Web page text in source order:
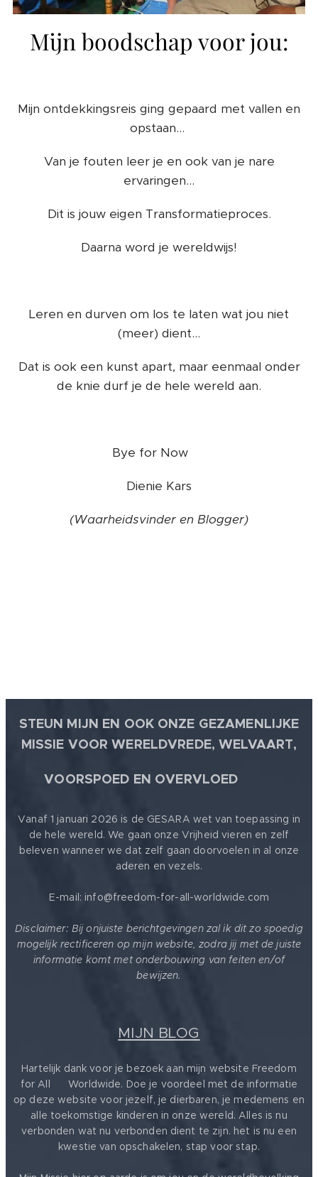
Mijn boodschap voor jou:
Mijn ontdekkingsreis ging gepaard met vallen en
opstaan...
Van je fouten leer je en ook van je nare
ervaringen...
Dit is jouw eigen Transformatieproces.
Daarna word je wereldwijs!
Leren en durven om los te laten wat jou niet
(meer) dient...
Dat is ook een kunst apart, maar eenmaal onder
de knie durf je de hele wereld aan.
Bye for Now ❤️
Dienie Kars
(Waarheidsvinder en Blogger)
STEUN MIJN EN OOK ONZE GEZAMENLIJKE
MISSIE VOOR WERELDVREDE, WELVAART,
VOORSPOED EN OVERVLOED
Vanaf 1 januari 2026 is de GESARA wet van toepassing in
de hele wereld. We gaan onze Vrijheid vieren en zelf
beleven wanneer we dat zelf gaan doorvoelen in al onze
aderen en vezels.
E-mail: info@freedom-for-all-worldwide.com
Disclaimer: Bij onjuiste berichtgevingen zal ik dit zo spoedig
mogelijk rectificeren op mijn website, zodra jij met de juiste
informatie komt met onderbouwing van feiten en/of
bewijzen.
MIJN BLOG
Hartelijk dank voor je bezoek aan mijn website Freedom
for All ❤️ Worldwide. Doe je voordeel met de informatie
op deze website voor jezelf, je dierbaren, je medemens en
alle toekomstige kinderen in onze wereld. Alles is nu
verbonden wat nu verbonden dient te zijn. het is nu een
kwestie van opschakelen, stap voor stap.